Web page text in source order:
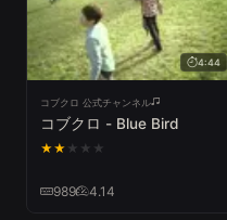
4:44
コブクロ 公式チャンネル
コブクロ - Blue Bird
★★ ★ ★ ★
989 4.14